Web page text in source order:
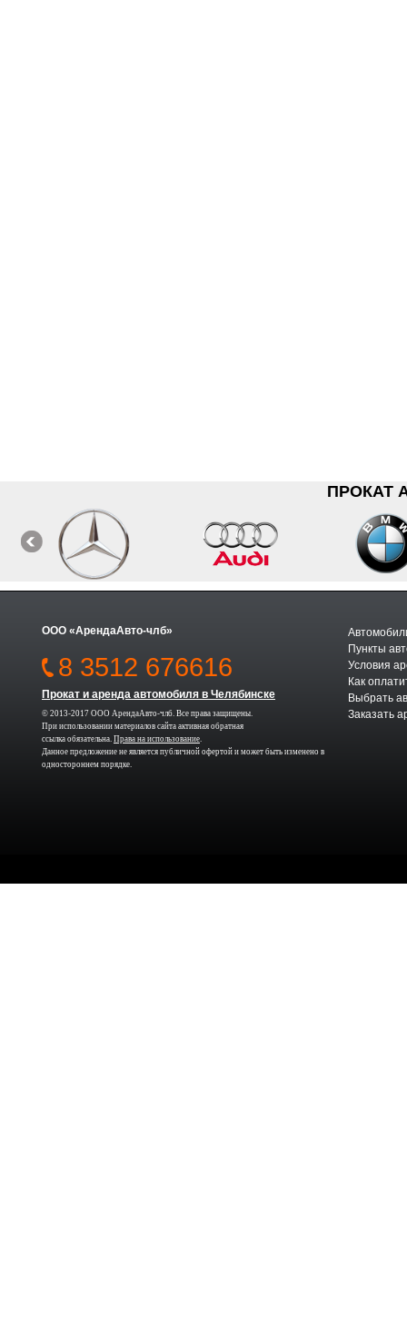
ПРОКАТ
ООО «АрендаАвто-члб»
8 3512 676616
Прокат и аренда автомобиля в Челябинске
© 2013-2017 ООО АрендаАвто-члб. Все права защищены.
При использовании материалов сайта активная обратная
ссылка обязательна. Права на использование.
Данное предложение не является публичной офертой и может быть изменено в
одностороннем порядке.
Пункты
Условия
Как
Выбрать
Заказать